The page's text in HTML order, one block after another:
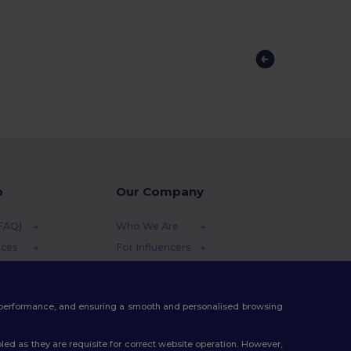
Our Company
Who We Are
For Influencers
and ensuring a smooth and personalised browsing
as they are requisite for correct website operation. However,